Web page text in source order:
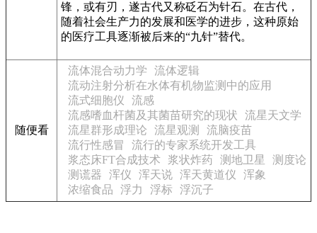
锋，或有刃，遂古代又称砭石为针石。在古代，
随着社会生产力的发展和医学的进步，这种原始
的医疗工具逐渐被后来的“九针”替代。
随便看
流体混合动力学
流体逻辑
流动注射分析在水体有机物监测中的应用
流式细胞仪
流感
流感嗜血杆菌及其菌苗研究的现状
流星天文学
流星群形成理论
流星观测
流脑疫苗
流行性感冒
流行的专家系统开发工具
浆态床FT合成技术
浆状炸药 测地卫星
测度论
测谎器
浑仪 浑天说 浑天黄道仪
浑象
浓缩食品
浮力 浮标 浮沉子